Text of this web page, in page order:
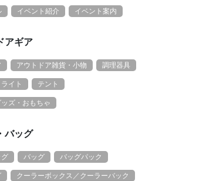
イベント紹介 イベント案内
アギア
アウトドア雑貨・小物 調理器具
イト テント
ズ・おもちゃ
バッグ
グ バッグ バッグパック
クーラーボックス／クーラーバック